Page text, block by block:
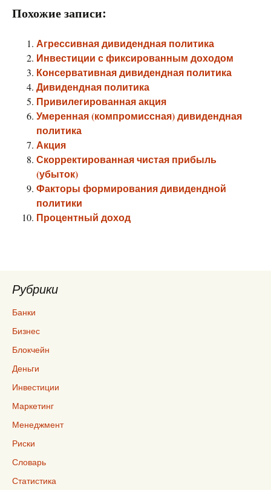
Похожие записи:
Агрессивная дивидендная политика
Инвестиции с фиксированным доходом
Консервативная дивидендная политика
Дивидендная политика
Привилегированная акция
Умеренная (компромиссная) дивидендная
политика
Акция
Скорректированная чистая прибыль
(убыток)
Факторы формирования дивидендной
политики
Процентный доход
Рубрики
Банки
Бизнес
Блокчейн
Деньги
Инвестиции
Маркетинг
Менеджмент
Риски
Словарь
Статистика